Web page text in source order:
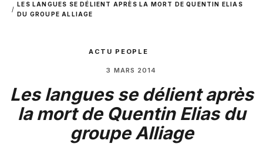
LES LANGUES SE DÉLIENT APRÈS LA MORT DE QUENTIN ELIAS
DU GROUPE ALLIAGE
ACTU PEOPLE
3 MARS 2014
Les langues se délient après
la mort de Quentin Elias du
groupe Alliage